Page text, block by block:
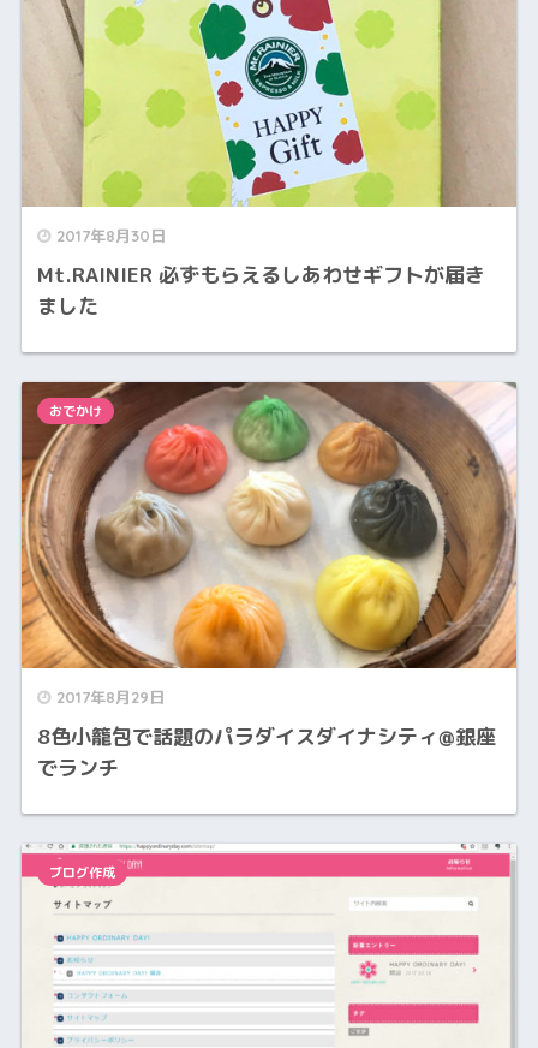
2017年8月30日
Mt.RAINIER 必ずもらえるしあわせギフトが届き
ました
2017年8月29日
8色小籠包で話題のパラダイスダイナシティ@銀座
でランチ
おでかけ
ブログ作成